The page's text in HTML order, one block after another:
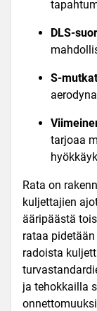
DLS-
S-
tarjoaa
Rata on
kuljettajien
ääripäästä
rataa
radoista
ja tehokkailla